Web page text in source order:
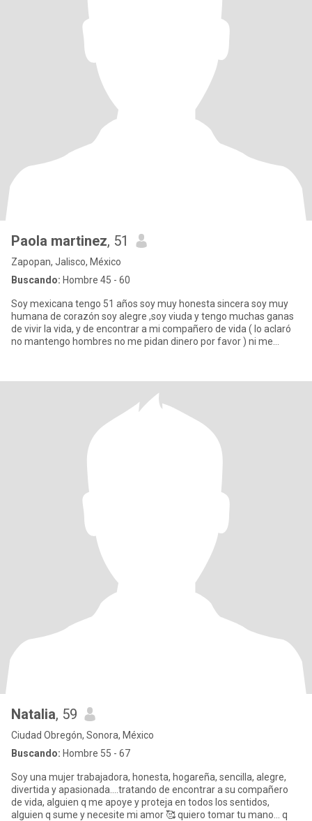
Paola martinez, 51
Zapopan, Jalisco, México
Buscando: Hombre 45 - 60
Soy mexicana tengo 51 años soy muy honesta sincera soy muy
humana de corazón soy alegre ,soy viuda y tengo muchas ganas
de vivir la vida, y de encontrar a mi compañero de vida ( lo aclaró
no mantengo hombres no me pidan dinero por favor ) ni me
Natalia, 59
Ciudad Obregón, Sonora, México
Buscando: Hombre 55 - 67
Soy una mujer trabajadora, honesta, hogareña, sencilla, alegre,
divertida y apasionada….tratando de encontrar a su compañero
de vida, alguien q me apoye y proteja en todos los sentidos,
alguien q sume y necesite mi amor 🥰 quiero tomar tu mano… q